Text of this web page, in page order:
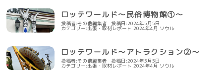
ロッテワールド～民俗博物館①～
投稿者:その他編集者 投稿日:2024年5月5日
カテゴリー:出張・取材レポート 2024年4月 ソウル
ロッテワールド～アトラクション②～
投稿者:その他編集者 投稿日:2024年5月5日
カテゴリー:出張・取材レポート 2024年4月 ソウル